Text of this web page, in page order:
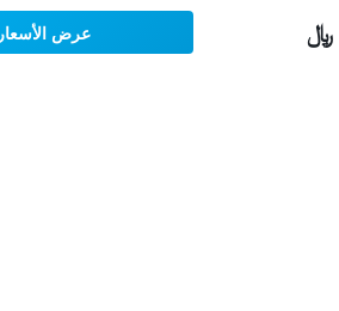
عرض الأسعار